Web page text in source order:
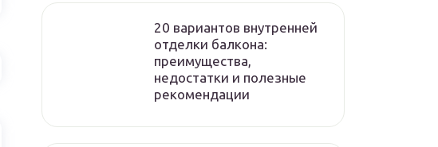
20 вариантов внутренней
отделки балкона:
преимущества,
недостатки и полезные
рекомендации